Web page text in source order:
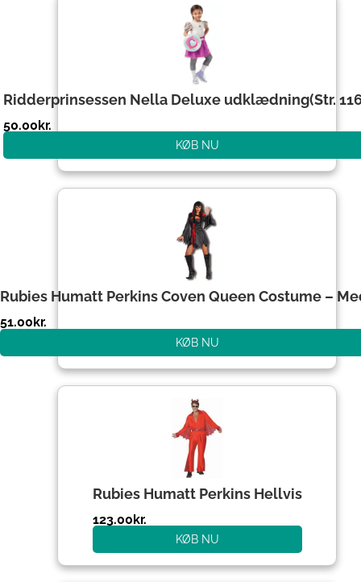
Ridderprinsessen Nella Deluxe udklædning(Str.
50.00kr.
KØB NU
Rubies Humatt Perkins Coven Queen Costume –
51.00kr.
KØB NU
Rubies Humatt Perkins Hellvis
123.00kr.
KØB NU